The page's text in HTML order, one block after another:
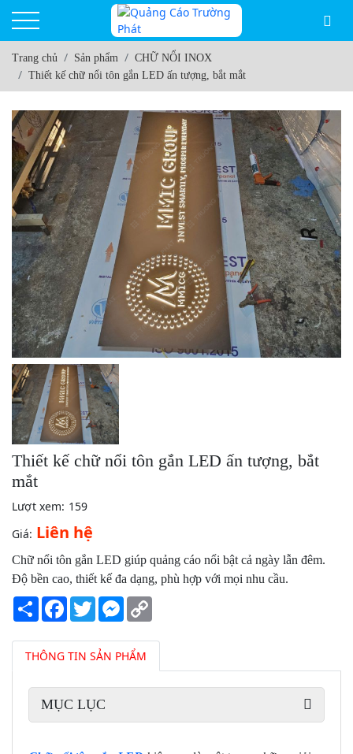
Trang chủ Sản phẩm
CHỮ NỔI INOX
Thiết kế chữ nổi tôn gắn LED ấn tượng, bắt mắt
Thiết kế chữ nổi tôn gắn LED ấn tượng, bắt
mắt
Lượt xem: 159
Giá: Liên hệ
Chữ nổi tôn gắn LED giúp quảng cáo nổi bật cả ngày lẫn đêm.
Độ bền cao, thiết kế đa dạng, phù hợp với mọi nhu cầu.
Share Facebook
TwitterMessenger
THÔNG TIN SẢN PHẨM
MỤC LỤC